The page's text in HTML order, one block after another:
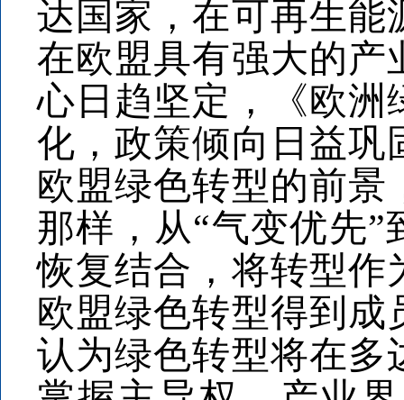
达国家，在可再生能
在欧盟具有强大的产
心日趋坚定，《欧洲
化，政策倾向日益巩
欧盟绿色转型的前景
那样，从“气变优先
恢复结合，将转型作
欧盟绿色转型得到成
认为绿色转型将在多